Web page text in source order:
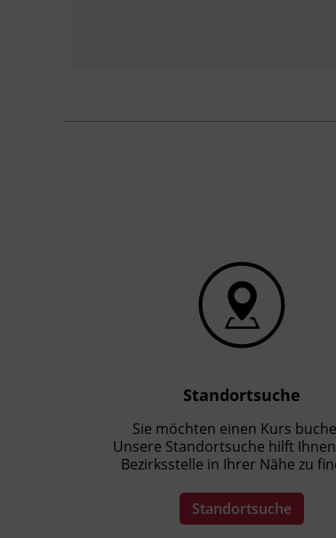
mit spezifischen Prompts
Texte, Social-Media-Postings
Sales-E-Mails erstellen.
Mitbewerbs-Recherchen mit
durchführen und die
einfache Automatisierungen
Rahmenbedingungen
Präsenzunterricht
Standortsuche
Sie möchten einen Kurs
Unsere Standortsuche hilft
Bezirksstelle in Ihrer Nähe zu
Standortsuche